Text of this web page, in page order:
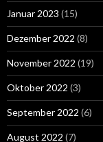
Januar 2023 (15)
Dezember 2022 (8)
November 2022 (19)
Oktober 2022 (3)
September 2022 (6)
August 2022 (7)